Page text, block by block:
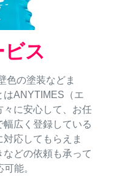
ス
色の塗装などま
はANYTIMES（エ
々に安心して、お任
広く登録している
応してもらえま
どの依頼も承って
能。